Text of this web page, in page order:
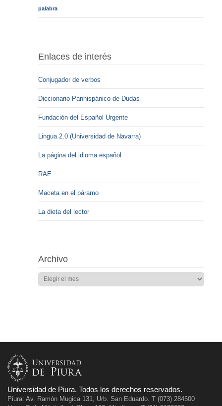
palabra
Enlaces de interés
Conjugador de verbos
Diccionario Panhispánico de Dudas
Fundación del Español Urgente
Lingua 2.0 (Universidad de Navarra)
La página del idioma español
RAE
Maceta en el páramo
La dieta del lector
Archivo
Universidad de Piura. Todos los derechos reservados.
Piura: Av. Ramón Mugica 131, Urb. San Eduardo. T (073) 284500